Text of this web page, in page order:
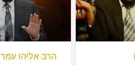
הרב אליהו עמר